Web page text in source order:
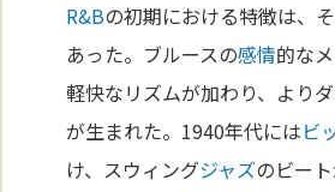
R&Bの初期における特徴は、
あった。ブルースの感情的な
軽快なリズムが加わり、より
が生まれた。1940年代にはビ
け、スウィングジャズのビー